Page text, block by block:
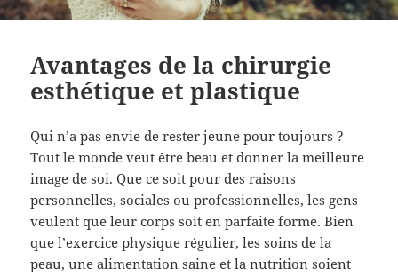
Avantages de la chirurgie
esthétique et plastique
Qui n’a pas envie de rester jeune pour toujours ?
Tout le monde veut être beau et donner la meilleure
image de soi. Que ce soit pour des raisons
personnelles, sociales ou professionnelles, les gens
veulent que leur corps soit en parfaite forme. Bien
que l’exercice physique régulier, les soins de la
peau, une alimentation saine et la nutrition soient